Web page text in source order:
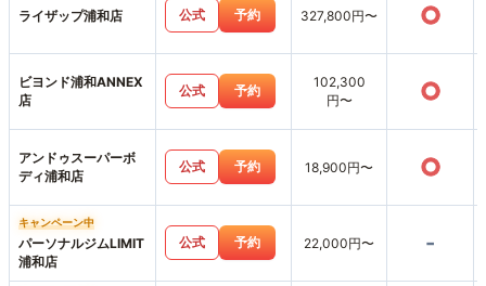
ライザップ浦和店 公式 予約 327,800円〜 ○
ビヨンド浦和ANNEX
店
公式 予約
102,300
円〜
○
アンドゥスーパーボ
ディ浦和店
公式 予約 18,900円〜 ○
キャンペーン中
パーソナルジムLIMIT
浦和店
公式 予約 22,000円〜 -